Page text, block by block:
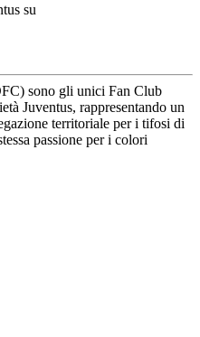
su
sono gli unici Fan Club
Juventus, rappresentando un
territoriale per i tifosi di
passione per i colori